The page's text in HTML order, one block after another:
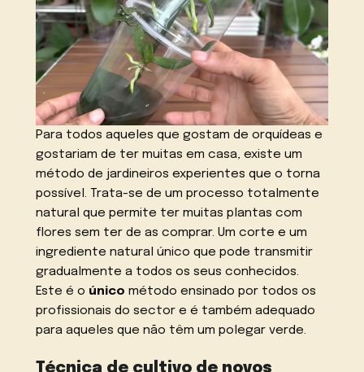
Para todos aqueles que gostam de orquídeas e
gostariam de ter muitas em casa, existe um
método de jardineiros experientes que o torna
possível. Trata-se de um processo totalmente
natural que permite ter muitas plantas com
flores sem ter de as comprar. Um corte e um
ingrediente natural único que pode transmitir
gradualmente a todos os seus conhecidos.
Este é o único método ensinado por todos os
profissionais do sector e é também adequado
para aqueles que não têm um polegar verde.